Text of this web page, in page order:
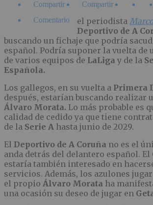
Compartir
Compartir
Comentario
el periodista
Deportivo de A
buscando un fichaje que podría
español. Podría suponer la vuelta de
de varios equipos de LaLiga y de la
Española.
Los gallegos, en su vuelta a Primera
después, estarían buscando realizar
Álvaro Morata. Lo más probable es
calidad de cedido ya que tiene
de la Serie A hasta junio de 2029.
El Deportivo de A Coruña no es el
anda detrás del delantero español. El
estaría también interesado en
servicios. Además, los azulones
el propio Álvaro Morata ha
una ocasión su deseo de jugar en